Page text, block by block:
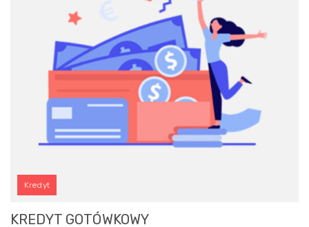
Kredyt
KREDYT GOTÓWKOWY